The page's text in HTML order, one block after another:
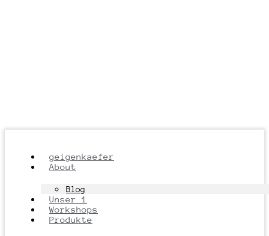
geigenkaefer
About
Blog
Unser 1
Workshops
Produkte